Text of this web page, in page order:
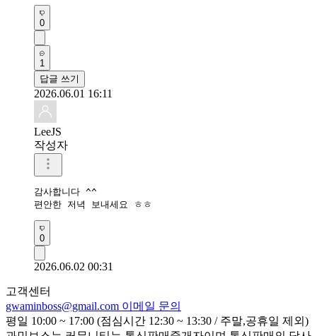
0
1
답글 쓰기
2026.06.01 16:11
LeeJS
작성자
감사합니다 ^^
편안한 저녁 보내세요 ㅎㅎ
0
2026.06.02 00:31
고객센터
gwaminboss@gmail.com 이메일 문의
평일 10:00 ~ 17:00 (점심시간 12:30 ~ 13:30 / 주말,공휴일 제외)